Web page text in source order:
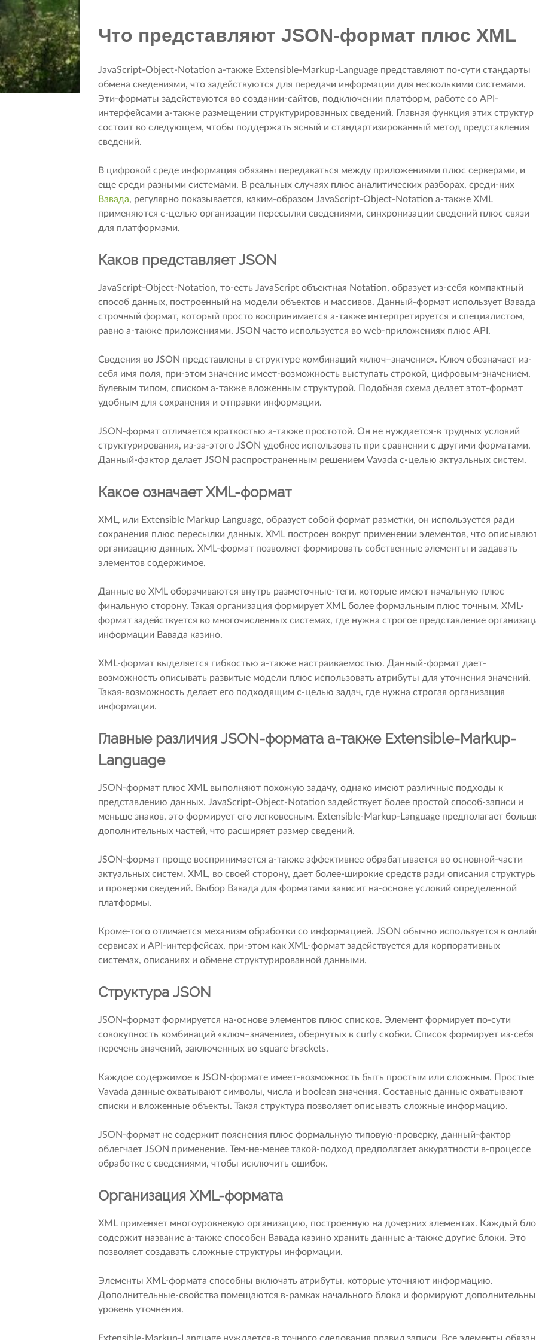
Что представляют JSON-формат плюс XML
JavaScript-Object-Notation а-также Extensible-Markup-Language представляют по-сути стандарты
обмена сведениями, что задействуются для передачи информации для несколькими системами.
Эти-форматы задействуются во создании-сайтов, подключении платформ, работе со API-
интерфейсами а-также размещении структурированных сведений. Главная функция этих структур
состоит во следующем, чтобы поддержать ясный и стандартизированный метод представления
сведений.
В цифровой среде информация обязаны передаваться между приложениями плюс серверами, и
еще среди разными системами. В реальных случаях плюс аналитических разборах, среди-них
Вавада, регулярно показывается, каким-образом JavaScript-Object-Notation а-также XML
применяются с-целью организации пересылки сведениями, синхронизации сведений плюс связи
для платформами.
Каков представляет JSON
JavaScript-Object-Notation, то-есть JavaScript объектная Notation, образует из-себя компактный
способ данных, построенный на модели объектов и массивов. Данный-формат использует Вавада
строчный формат, который просто воспринимается а-также интерпретируется и специалистом,
равно а-также приложениями. JSON часто используется во web-приложениях плюс API.
Сведения во JSON представлены в структуре комбинаций «ключ–значение». Ключ обозначает из-
себя имя поля, при-этом значение имеет-возможность выступать строкой, цифровым-значением,
булевым типом, списком а-также вложенным структурой. Подобная схема делает этот-формат
удобным для сохранения и отправки информации.
JSON-формат отличается краткостью а-также простотой. Он не нуждается-в трудных условий
структурирования, из-за-этого JSON удобнее использовать при сравнении с другими форматами.
Данный-фактор делает JSON распространенным решением Vavada с-целью актуальных систем.
Какое означает XML-формат
XML, или Extensible Markup Language, образует собой формат разметки, он используется ради
сохранения плюс пересылки данных. XML построен вокруг применении элементов, что
организацию данных. XML-формат позволяет формировать собственные элементы и задавать
элементов содержимое.
Данные во XML оборачиваются внутрь разметочные-теги, которые имеют начальную плюс
финальную сторону. Такая организация формирует XML более формальным плюс точным. XML-
формат задействуется во многочисленных системах, где нужна строгое представление
информации Вавада казино.
XML-формат выделяется гибкостью а-также настраиваемостью. Данный-формат дает-
возможность описывать развитые модели плюс использовать атрибуты для уточнения значений.
Такая-возможность делает его подходящим с-целью задач, где нужна строгая организация
информации.
Главные различия JSON-формата а-также Extensible-Markup-
Language
JSON-формат плюс XML выполняют похожую задачу, однако имеют различные подходы к
представлению данных. JavaScript-Object-Notation задействует более простой способ-записи и
меньше знаков, это формирует его легковесным. Extensible-Markup-Language предполагает
дополнительных частей, что расширяет размер сведений.
JSON-формат проще воспринимается а-также эффективнее обрабатывается во основной-части
актуальных систем. XML, во своей сторону, дает более-широкие средств ради описания
и проверки сведений. Выбор Вавада для форматами зависит на-основе условий определенной
платформы.
Кроме-того отличается механизм обработки со информацией. JSON обычно используется в
сервисах и API-интерфейсах, при-этом как XML-формат задействуется для корпоративных
системах, описаниях и обмене структурированной данными.
Структура JSON
JSON-формат формируется на-основе элементов плюс списков. Элемент формирует по-сути
совокупность комбинаций «ключ–значение», обернутых в curly скобки. Список формирует из-себя
перечень значений, заключенных во square brackets.
Каждое содержимое в JSON-формате имеет-возможность быть простым или сложным. Простые
Vavada данные охватывают символы, числа и boolean значения. Составные данные охватывают
списки и вложенные объекты. Такая структура позволяет описывать сложные информацию.
JSON-формат не содержит пояснения плюс формальную типовую-проверку, данный-фактор
облегчает JSON применение. Тем-не-менее такой-подход предполагает аккуратности в-процессе
обработке с сведениями, чтобы исключить ошибок.
Организация XML-формата
XML применяет многоуровневую организацию, построенную на дочерних элементах. Каждый
содержит название а-также способен Вавада казино хранить данные а-также другие блоки. Это
позволяет создавать сложные структуры информации.
Элементы XML-формата способны включать атрибуты, которые уточняют информацию.
Дополнительные-свойства помещаются в-рамках начального блока и формируют
уровень уточнения.